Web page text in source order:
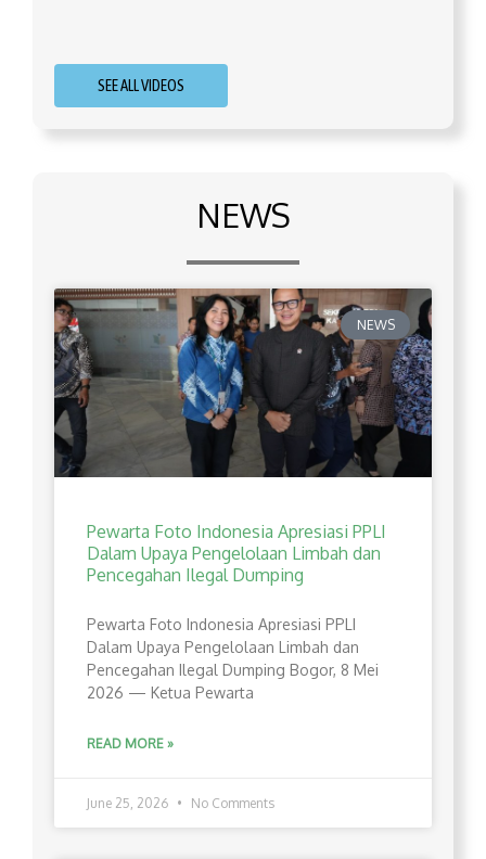
SEE ALL VIDEOS
NEWS
NEWS
Pewarta Foto Indonesia Apresiasi PPLI
Dalam Upaya Pengelolaan Limbah dan
Pencegahan Ilegal Dumping
Pewarta Foto Indonesia Apresiasi PPLI
Dalam Upaya Pengelolaan Limbah dan
Pencegahan Ilegal Dumping Bogor, 8 Mei
2026 — Ketua Pewarta
READ MORE »
June 25, 2026 No Comments